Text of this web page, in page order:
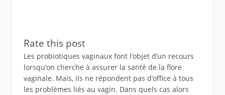
Rate this post
Les probiotiques vaginaux font l’objet d’un recours
lorsqu’on cherche à assurer la santé de la flore
vaginale. Mais, ils ne répondent pas d’office à tous
les problèmes liés au vagin. Dans quels cas alors